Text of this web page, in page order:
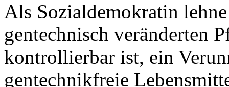
Als Sozialdemokratin
gentechnisch veränderten
kontrollierbar ist, ein
gentechnikfreie